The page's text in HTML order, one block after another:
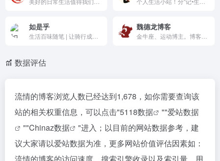
如是乎 魏德龙博客
数据评估
流情的博客浏览人数已经达到1,678，如你需要查询该
站的相关权重信息，可以点击"5118数据 ""爱站数据
""Chinaz数据
"进入；以目前的网站数据参考，建
议大家请以爱站数据为准，更多网站价值评估因素如：
流情的博客的访问速度、搜索引擎收录以及索引量、用